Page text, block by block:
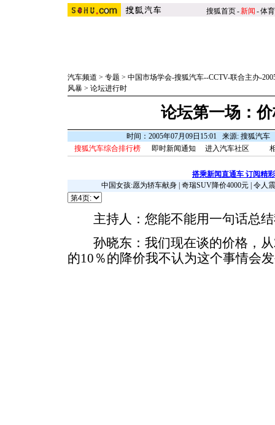
搜狐首页-新闻 -体育
汽车频道 > 专题 > 中国市场学会-搜狐汽车--CCTV-联合主办-
风暴> 论坛进行时
论坛第一场：
时间：2005年07月09日15:01 来源: 搜狐汽车
搜狐汽车综合排行榜
即时新闻通知 进入汽车社区
搭乘新闻直通车 订阅精
中国女孩:愿为轿车献身| 奇瑞SUV降价4000元| 令人
主持人：您能不能用一句话总结
孙晓东：我们现在谈的价格，从
的10％的降价我不认为这个事情会